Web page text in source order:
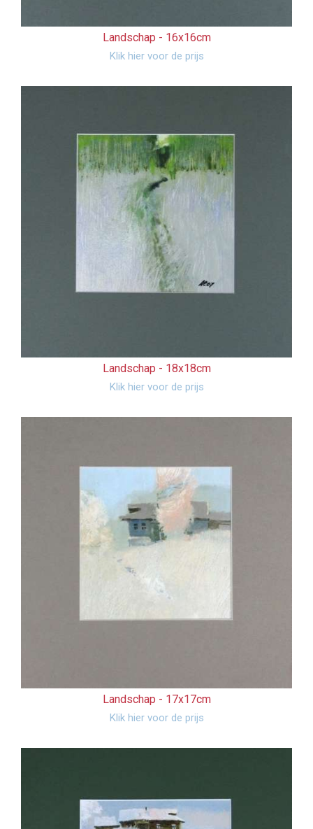
Landschap - 16x16cm
Klik hier voor de prijs
Landschap - 18x18cm
Klik hier voor de prijs
Landschap - 17x17cm
Klik hier voor de prijs